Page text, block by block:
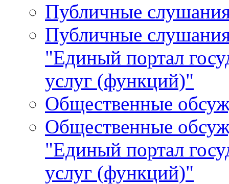
Публичные
Публичные
"Единый портал
услуг (функций)"
Общественные
Общественные
"Единый портал
услуг (функций)"